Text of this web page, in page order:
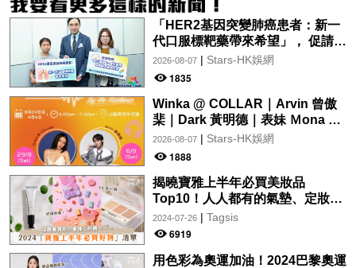
「HER2基因突變肺癌患者：新一
代口服標靶藥帶來希望」， 促請政
府加快納入藥物名冊，助患者及早
受惠
2026-08-07| Stars-HK娛網
1835
Winka @ COLLAR｜Arvin 曾傲
棐｜Dark 黃明德｜表妹 Ｍona 8
月29日起登陸L5維港空中花園 |
wwwtc mall 首度呈獻「Music
2026-08-07| Stars-HK娛網
1888
揭曉寶雅上半年必買美妝品
Top10！人人都有的氣墊、定妝噴
霧、保養品～幫你找到最值得入手
的好物♡
2024-07-26| Tagsis
6919
用色彩為奧運加油！2024巴黎奧運